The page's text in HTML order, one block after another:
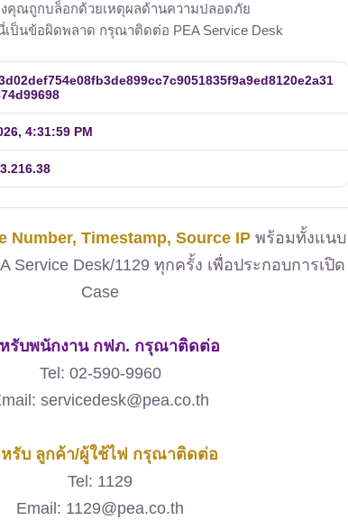
คุณถูกบล็อกด้วยเหตุผลด้านความปลอดภัย
ป็นข้อผิดพลาด กรุณาติดต่อ PEA Service Desk
4:31:59 PM
Number, Timestamp, Source IPพร้อมทั้งแนบ
Service Desk/1129 ทุกครั้ง เพื่อประกอบการเปิด
Case
รับพนักงาน กฟภ. กรุณาติดต่อ
Tel: 02-590-9960
servicedesk@pea.co.th
รับ ลูกค้า/ผู้ใช้ไฟ กรุณาติดต่อ
Tel: 1129
Email: 1129@pea.co.th